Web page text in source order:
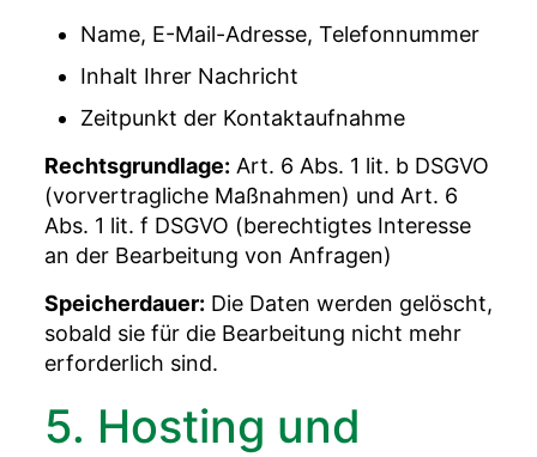
Name, E-Mail-Adresse, Telefonnummer
Inhalt Ihrer Nachricht
Zeitpunkt der Kontaktaufnahme
Rechtsgrundlage: Art. 6 Abs. 1 lit. b DSGVO
(vorvertragliche Maßnahmen) und Art. 6
Abs. 1 lit. f DSGVO (berechtigtes Interesse
an der Bearbeitung von Anfragen)
Speicherdauer: Die Daten werden gelöscht,
sobald sie für die Bearbeitung nicht mehr
erforderlich sind.
5. Hosting und